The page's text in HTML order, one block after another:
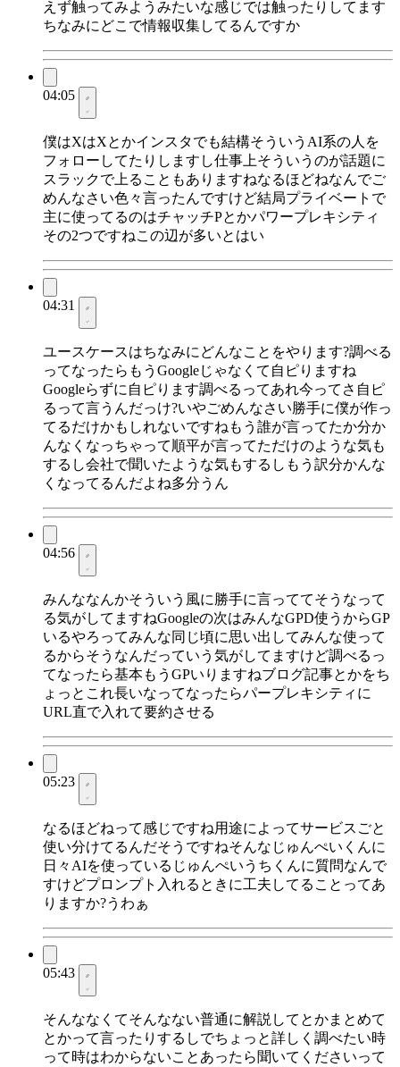
えず触ってみようみたいな感じでは触ったりしてます
ちなみにどこで情報収集してるんですか
04:05
僕はXはXとかインスタでも結構そういうAI系の人を
フォローしてたりしますし仕事上そういうのが話題に
スラックで上ることもありますねなるほどねなんでご
めんなさい色々言ったんですけど結局プライベートで
主に使ってるのはチャッチPとかパワープレキシティ
その2つですねこの辺が多いとはい
04:31
ユースケースはちなみにどんなことをやります?調べる
ってなったらもうGoogleじゃなくて自ピりますね
Googleらずに自ピります調べるってあれ今ってさ自ピ
るって言うんだっけ?いやごめんなさい勝手に僕が作っ
てるだけかもしれないですねもう誰が言ってたか分か
んなくなっちゃって順平が言ってただけのような気も
するし会社で聞いたような気もするしもう訳分かんな
くなってるんだよね多分うん
04:56
みんななんかそういう風に勝手に言っててそうなって
る気がしてますねGoogleの次はみんなGPD使うからGP
いるやろってみんな同じ頃に思い出してみんな使って
るからそうなんだっていう気がしてますけど調べるっ
てなったら基本もうGPいりますねブログ記事とかをち
ょっとこれ長いなってなったらパープレキシティに
URL直で入れて要約させる
05:23
なるほどねって感じですね用途によってサービスごと
使い分けてるんだそうですねそんなじゅんぺいくんに
日々AIを使っているじゅんぺいうちくんに質問なんで
すけどプロンプト入れるときに工夫してることってあ
りますか?うわぁ
05:43
そんななくてそんなない普通に解説してとかまとめて
とかって言ったりするしでちょっと詳しく調べたい時
って時はわからないことあったら聞いてくださいって